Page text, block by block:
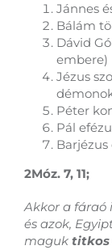
Jánnes
Bálám
Dávid
embere)
Jézus
Péter
Pál
2Móz. 7, 11;
Akkor a fáraó
és azok,
maguk titkos